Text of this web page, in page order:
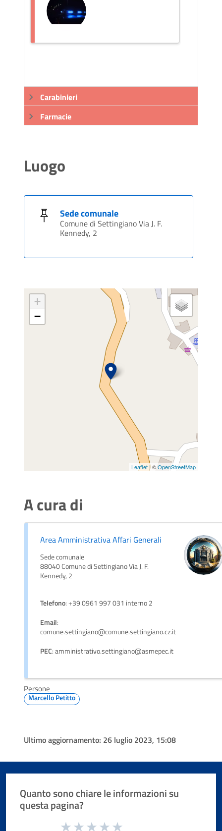
Carabinieri
Farmacie
Luogo
Sede comunale
Comune di Settingiano Via J. F.
Kennedy, 2
+
−
Leaflet | ©OpenStreetMap
A cura di
Area Amministrativa Affari Generali
Sede comunale
88040 Comune di Settingiano Via J. F.
Kennedy, 2
Telefono: +39 0961 997 031 interno 2
Email:
comune.settingiano@comune.settingiano.cz.it
PEC: amministrativo.settingiano@asmepec.it
Persone
Marcello Petitto
Ultimo aggiornamento: 26 luglio 2023, 15:08
Quanto sono chiare le informazioni su
questa pagina?
Valuta da 1 a 5 stelle la pagina